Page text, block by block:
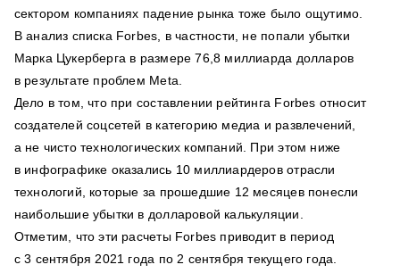
сектором компаниях падение рынка тоже было ощутимо.
В анализ списка Forbes, в частности, не попали убытки
Марка Цукерберга в размере 76,8 миллиарда долларов
в результате проблем Meta.
Дело в том, что при составлении рейтинга Forbes относит
создателей соцсетей в категорию медиа и развлечений,
а не чисто технологических компаний. При этом ниже
в инфографике оказались 10 миллиардеров отрасли
технологий, которые за прошедшие 12 месяцев понесли
наибольшие убытки в долларовой калькуляции.
Отметим, что эти расчеты Forbes приводит в период
с 3 сентября 2021 года по 2 сентября текущего года.